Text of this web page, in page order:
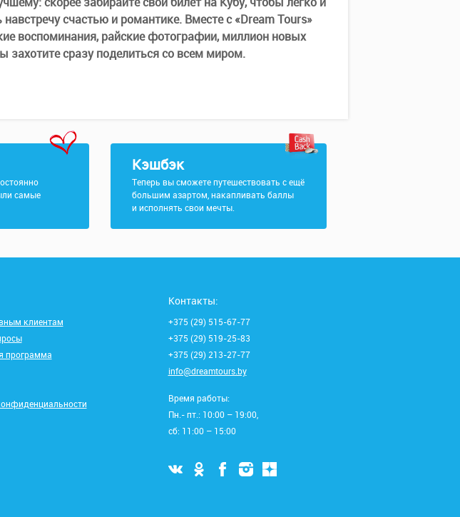
счастью и романтике. Вместе с «Dream Tours»
воспоминания, райские фотографии, миллион новых
сразу поделиться со всем миром.
самые
Кэшбэк
Теперь вы сможете путешествовать с ещё
большим азартом, накапливать баллы
и исполнять свои мечты.
клиентам
программа
Контакты:
+375 (29) 515-67-77
+375 (29) 519-25-83
+375 (29) 213-27-77
info@dreamtours.by
Время работы:
Пн.- пт.: 10:00 – 19:00,
сб: 11:00 – 15:00